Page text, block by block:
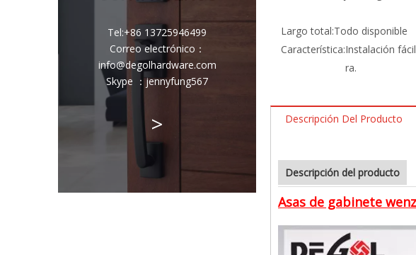
Tel:+86 13725946499
Correo electrónico ：
info@degolhardware.com
Skype ：jennyfung567
>
Largo total:Todo disponible
Característica:Instalación
ra.
Descripción Del Producto
Descripción del producto
Asas de gabinete